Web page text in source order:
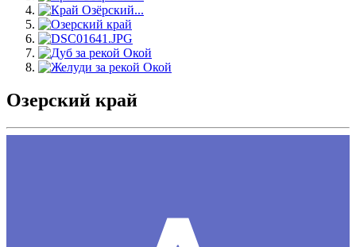
Озерский край